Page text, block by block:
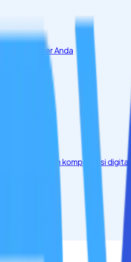
ke server Anda
meningkatkan kompetensi digital